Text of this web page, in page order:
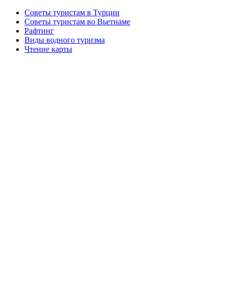
Советы туристам в Турции
Советы туристам во Вьетнаме
Рафтинг
Виды водного туризма
Чтение карты